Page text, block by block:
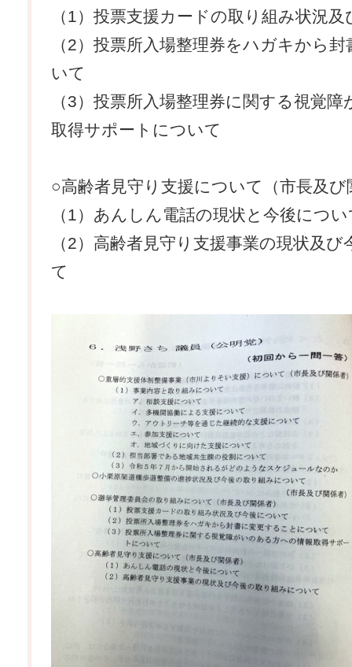
（1）投票支援カードの取り組み状況
（2）投票所入場整理券をハガキから
いて
（3）投票所入場整理券に関する視覚
取得サポートについて
○高齢者見守り支援について（市長及び
（1）あんしん電話の現状と今後につ
（2）高齢者見守り支援事業の現状及
て